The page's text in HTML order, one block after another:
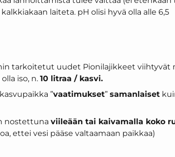
laiteta. pH olisi hyvä olla alle 6,5
tarkoitetut uudet Pionilajikkeet viihtyvät
iso, n. 10 litraa / kasvi.
”vaatimukset” samanlaiset
nostettuna viileään tai kaivamalla koko
ettei vesi pääse valtaamaan paikkaa)